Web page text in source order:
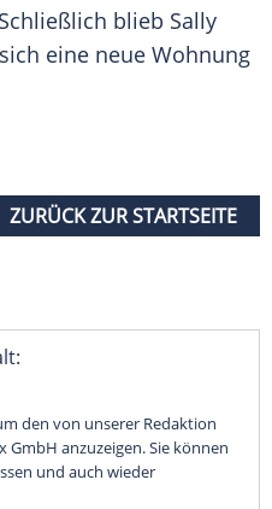
blieb Sally
eine neue Wohnung
ZURÜCK ZUR STARTSEITE
den von unserer Redaktion
anzuzeigen. Sie können
und auch wieder